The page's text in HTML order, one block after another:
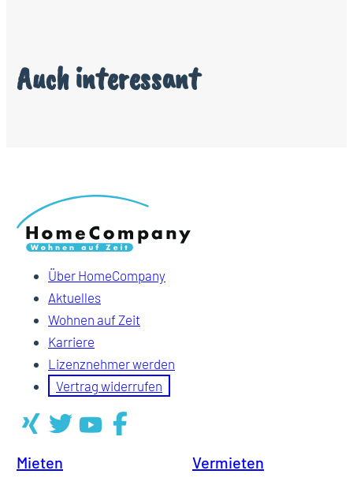
Auch interessant
Über HomeCompany
Aktuelles
Wohnen auf Zeit
Karriere
Lizenznehmer werden
Vertrag widerrufen
Mieten Vermieten